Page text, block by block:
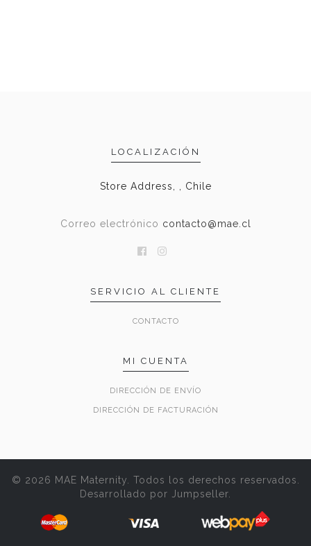
LOCALIZACIÓN
Store Address, , Chile
Correo electrónico contacto@mae.cl
SERVICIO AL CLIENTE
CONTACTO
MI CUENTA
DIRECCIÓN DE ENVÍO
DIRECCIÓN DE FACTURACIÓN
© 2026 MAE Maternity. Todos los derechos reservados.
Desarrollado por Jumpseller